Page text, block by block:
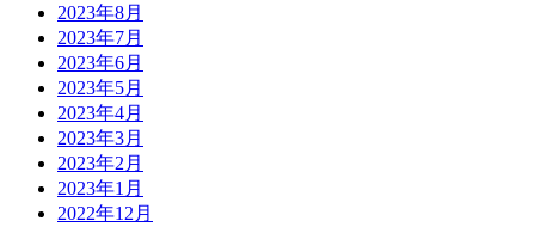
2023年8月
2023年7月
2023年6月
2023年5月
2023年4月
2023年3月
2023年2月
2023年1月
2022年12月